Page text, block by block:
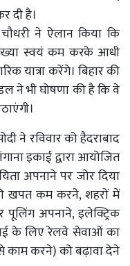
दी है।
ने ऐलान किया कि
स्वयं कम करके आधी
यात्रा करेंगे। बिहार की
ने भी घोषणा की है कि वे
ने रविवार को हैदराबाद
इकाई द्वारा आयोजित
अपनाने पर जोर दिया
खपत कम करने, शहरों में
अपनाने, इलेक्ट्रिक
के लिए रेलवे सेवाओं का
काम करने) को बढ़ावा देने